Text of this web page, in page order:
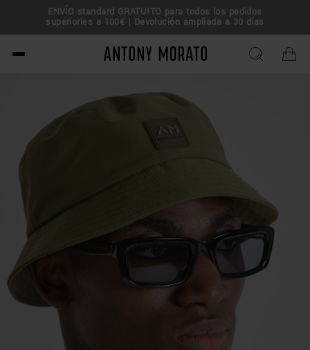
ENVÍO standard GRATUITO para todos los pedidos
superiories a 100€ | Devolución ampliada a 30 días
Antony Morato - Official